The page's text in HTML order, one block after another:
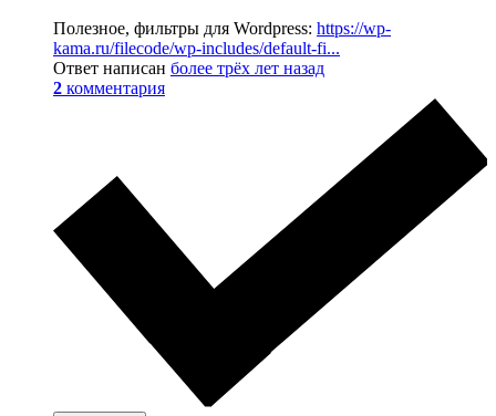
Полезное, фильтры для Wordpress: https://wp-
kama.ru/filecode/wp-includes/default-fi...
Ответ написан более трёх лет назад
2 комментария